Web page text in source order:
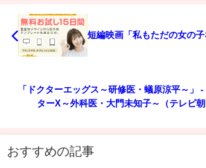
短編映画「私もただの女の
「ドクターエッグス～研修医・蟻原涼平～」 -
ターX～外科医・大門未知子～（テレビ朝
おすすめの記事